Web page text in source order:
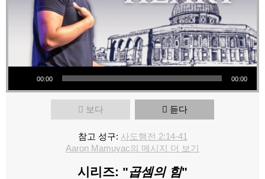
오디오 플레이어
00:00 00:00
보다 듣다
참고 성구: 사도행전 2:14-41
Aaron Mamuyac의 메시지 더 보기
시리즈: "곱셈의 힘"